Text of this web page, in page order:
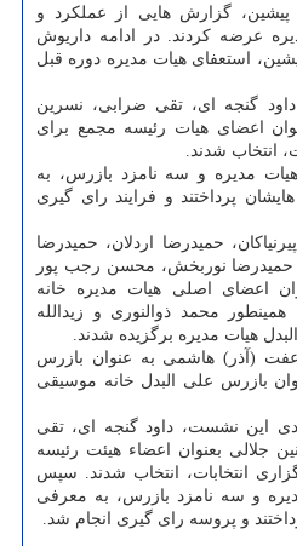
گزارش هایی از عملکرد و
عرضه کردند. در ادامه داریوش
استعفای هیات مدیره دوره قبل
گنجه ای، تقی ضرابی، نسرین
اعضای هیات رئیسه مجمع برای
انتخاب شدند.
در هیات مدیره و سه نامزد بازرس، به
پرداختند و فرایند رای گیری
حمیدرضا اردلان، حمیدرضا
حمیدرضا نوربخش، محسن رجب پور
اعضای اصلی هیات مدیره خانه
محمد ذوالنوری و زیدالله
هیات مدیره برگزیده شدند.
(آذر) هاشمی به عنوان بازرس
بازرس علی البدل خانه موسیقی
این نشست، داود گنجه ای، تقی
جلالی بعنوان اعضاء هیئت رئیسه
انتخابات، انتخاب شدند. سپس
و سه نامزد بازرس، به معرفی
و پروسه رای گیری انجام شد.